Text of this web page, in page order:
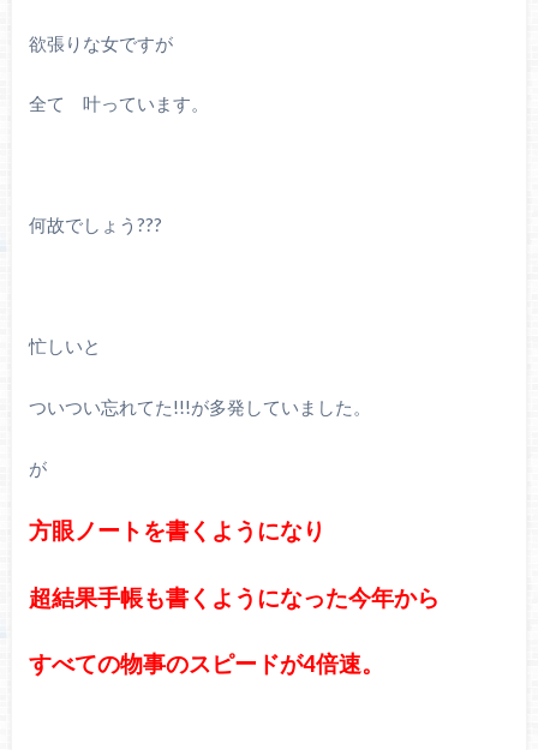
欲張りな女ですが
全て 叶っています。
何故でしょう???
忙しいと
ついつい忘れてた!!!が多発していました。
が
方眼ノートを書くようになり
超結果手帳も書くようになった今年から
すべての物事のスピードが4倍速。